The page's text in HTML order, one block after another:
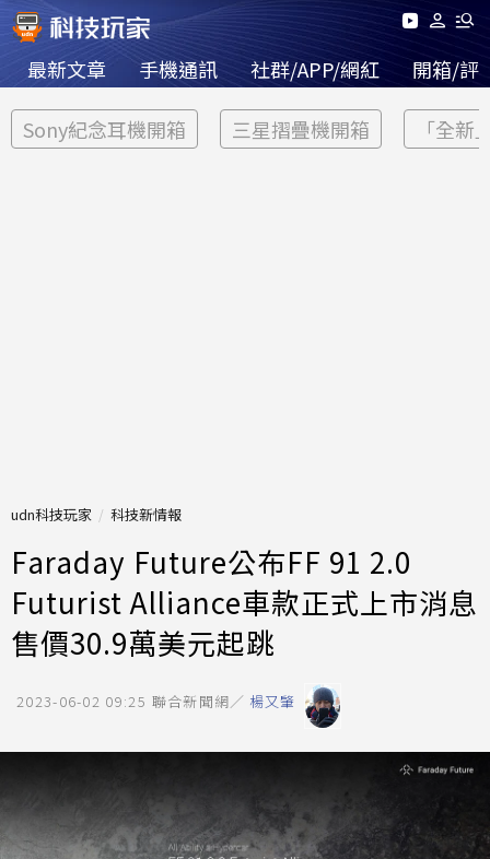
最新文章 手機通訊 社群/APP/網紅 開箱/評
Sony紀念耳機開箱 三星摺疊機開箱 「全新
udn科技玩家 科技新情報
Faraday Future公布FF 91 2.0
Futurist Alliance車款正式上市消息
售價30.9萬美元起跳
2023-06-02 09:25 聯合新聞網／ 楊又肇